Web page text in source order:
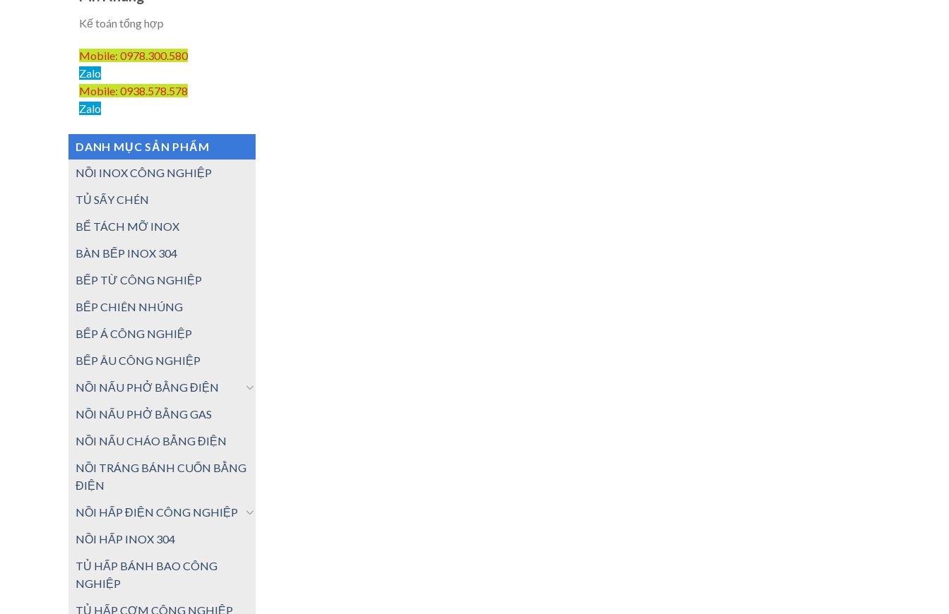
Kế toán tổng hợp
Mobile: 0978.300.580
Zalo
Mobile: 0938.578.578
Zalo
DANH MỤC SẢN PHẨM
NỒI INOX CÔNG NGHIỆP
TỦ SẤY CHÉN
BỂ TÁCH MỠ INOX
BÀN BẾP INOX 304
BẾP TỪ CÔNG NGHIỆP
BẾP CHIÊN NHÚNG
BẾP Á CÔNG NGHIỆP
BẾP ÂU CÔNG NGHIỆP
NỒI NẤU PHỞ BẰNG ĐIỆN
NỒI NẤU PHỞ BẰNG GAS
NỒI NẤU CHÁO BẰNG ĐIỆN
NỒI TRÁNG BÁNH CUỐN BẰNG
ĐIỆN
NỒI HẤP ĐIỆN CÔNG NGHIỆP
NỒI HẤP INOX 304
TỦ HẤP BÁNH BAO CÔNG
NGHIỆP
TỦ HẤP CƠM CÔNG NGHIỆP